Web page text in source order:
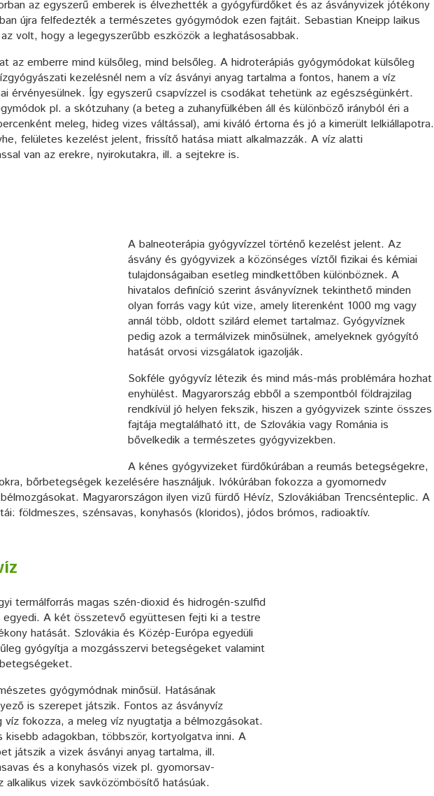
az egyszerű emberek is élvezhették a gyógyfürdőket és az ásványvizek jótékony
újra felfedezték a természetes gyógymódok ezen fajtáit. Sebastian Kneipp laikus
volt, hogy a legegyszerűbb eszközök a leghatásosabbak.
az emberre mind külsőleg, mind belsőleg. A hidroterápiás gyógymódokat külsőleg
kezelésnél nem a víz ásványi anyag tartalma a fontos, hanem a víz
érvényesülnek. Így egyszerű csapvízzel is csodákat tehetünk az egészségünkért.
pl. a skótzuhany (a beteg a zuhanyfülkében áll és különböző irányból éri a
meleg, hideg vizes váltással), ami kiváló értorna és jó a kimerült lelkiállapotra.
felületes kezelést jelent, frissítő hatása miatt alkalmazzák. A víz alatti
van az erekre, nyirokutakra, ill. a sejtekre is.
A balneoterápia gyógyvízzel történő kezelést jelent. Az
ásvány és gyógyvizek a közönséges víztől fizikai és kémiai
tulajdonságaiban esetleg mindkettőben különböznek. A
hivatalos definíció szerint ásványvíznek tekinthető minden
olyan forrás vagy kút vize, amely literenként 1000 mg vagy
annál több, oldott szilárd elemet tartalmaz. Gyógyvíznek
pedig azok a termálvizek minősülnek, amelyeknek gyógyító
hatását orvosi vizsgálatok igazolják.
Sokféle gyógyvíz létezik és mind más-más problémára hozhat
enyhülést. Magyarország ebből a szempontból földrajzilag
rendkívül jó helyen fekszik, hiszen a gyógyvizek szinte összes
fajtája megtalálható itt, de Szlovákia vagy Románia is
bővelkedik a természetes gyógyvizekben.
A kénes gyógyvizeket fürdőkúrában a reumás betegségekre,
bőrbetegségek kezelésére használjuk. Ivókúrában fokozza a gyomornedv
Magyarországon ilyen vizű fürdő Hévíz, Szlovákiában Trencsénteplic. A
földmeszes, szénsavas, konyhasós (kloridos), jódos brómos, radioaktív.
termálforrás magas szén-dioxid és hidrogén-szulfid
egyedi. A két összetevő együttesen fejti ki a testre
hatását. Szlovákia és Közép-Európa egyedüli
gyógyítja a mozgásszervi betegségeket valamint
gyógymódnak minősül. Hatásának
is szerepet játszik. Fontos az ásványvíz
fokozza, a meleg víz nyugtatja a bélmozgásokat.
adagokban, többször, kortyolgatva inni. A
játszik a vizek ásványi anyag tartalma, ill.
és a konyhasós vizek pl. gyomorsav-
vizek savközömbösítő hatásúak.